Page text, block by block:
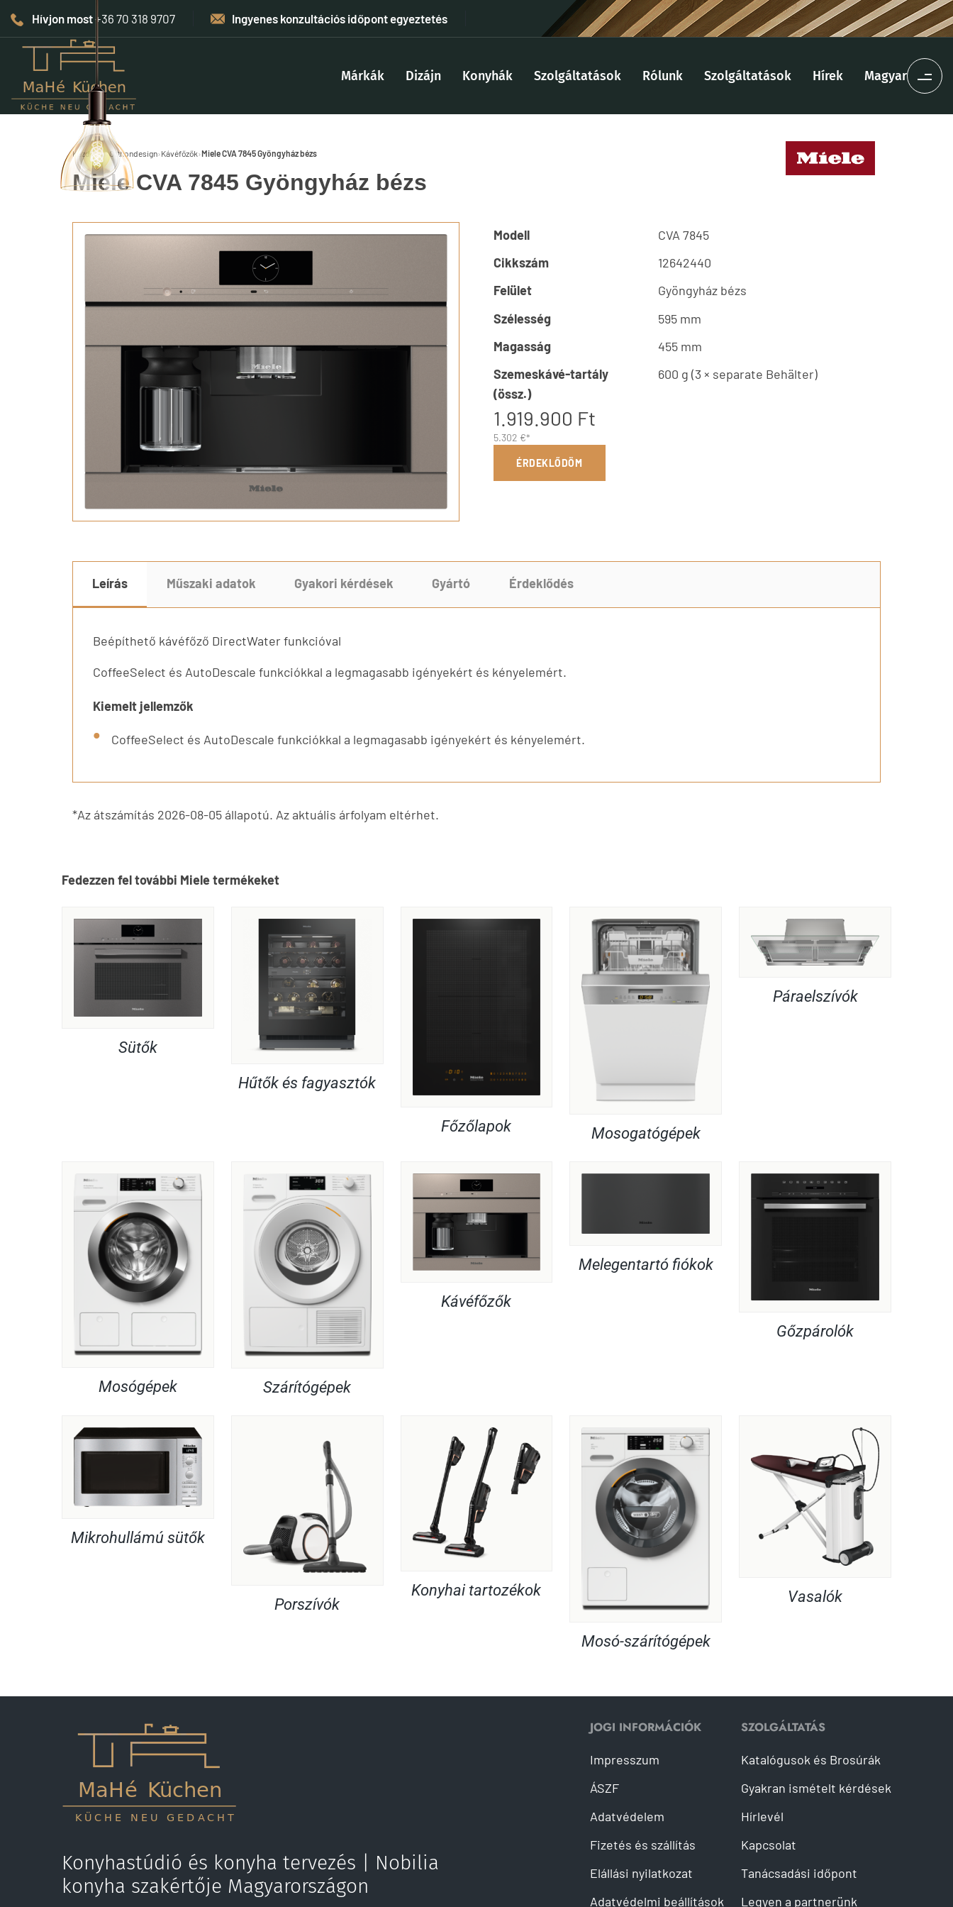
Hívjon most+36 70 318 9707 Ingyenes konzultációs időpont egyeztetés
Márkák Dizájn Konyhák Szolgáltatások Rólunk Szolgáltatások Hírek Magyar
Kezdőlap›Otthondesign› Kávéfőzők›Miele CVA 7845 Gyöngyház bézs
Miele CVA 7845 Gyöngyház bézs
Modell
CVA 7845
Cikkszám
12642440
Felület
Gyöngyház bézs
Szélesség
595 mm
Magasság
455 mm
Szemeskávé-tartály
(össz.)
600 g (3 × separate Behälter)
1.919.900 Ft
5.302 €*
ÉRDEKLŐDÖM
Leírás Műszaki adatok Gyakori kérdések Gyártó Érdeklődés
Beépíthető kávéfőző DirectWater funkcióval
CoffeeSelect és AutoDescale funkciókkal a legmagasabb igényekért és kényelemért.
Kiemelt jellemzők
CoffeeSelect és AutoDescale funkciókkal a legmagasabb igényekért és kényelemért.
*Az átszámítás 2026-08-05 állapotú. Az aktuális árfolyam eltérhet.
Fedezzen fel további Miele termékeket
Sütők
Hűtők és fagyasztók
Főzőlapok Mosogatógépek
Páraelszívók
Mosógépek Szárítógépek
Kávéfőzők
Melegentartó fiókok
Gőzpárolók
Mikrohullámú sütők
Porszívók
Konyhai tartozékok
Mosó-szárítógépek
Vasalók
Konyhastúdió és konyha tervezés | Nobilia
konyha szakértője Magyarországon
JOGI INFORMÁCIÓK
Impresszum
ÁSZF
Adatvédelem
Fizetés és szállítás
Elállási nyilatkozat
Adatvédelmi beállítások
SZOLGÁLTATÁS
Katalógusok és Brosúrák
Gyakran ismételt kérdések
Hírlevél
Kapcsolat
Tanácsadási időpont
Legyen a partnerünk